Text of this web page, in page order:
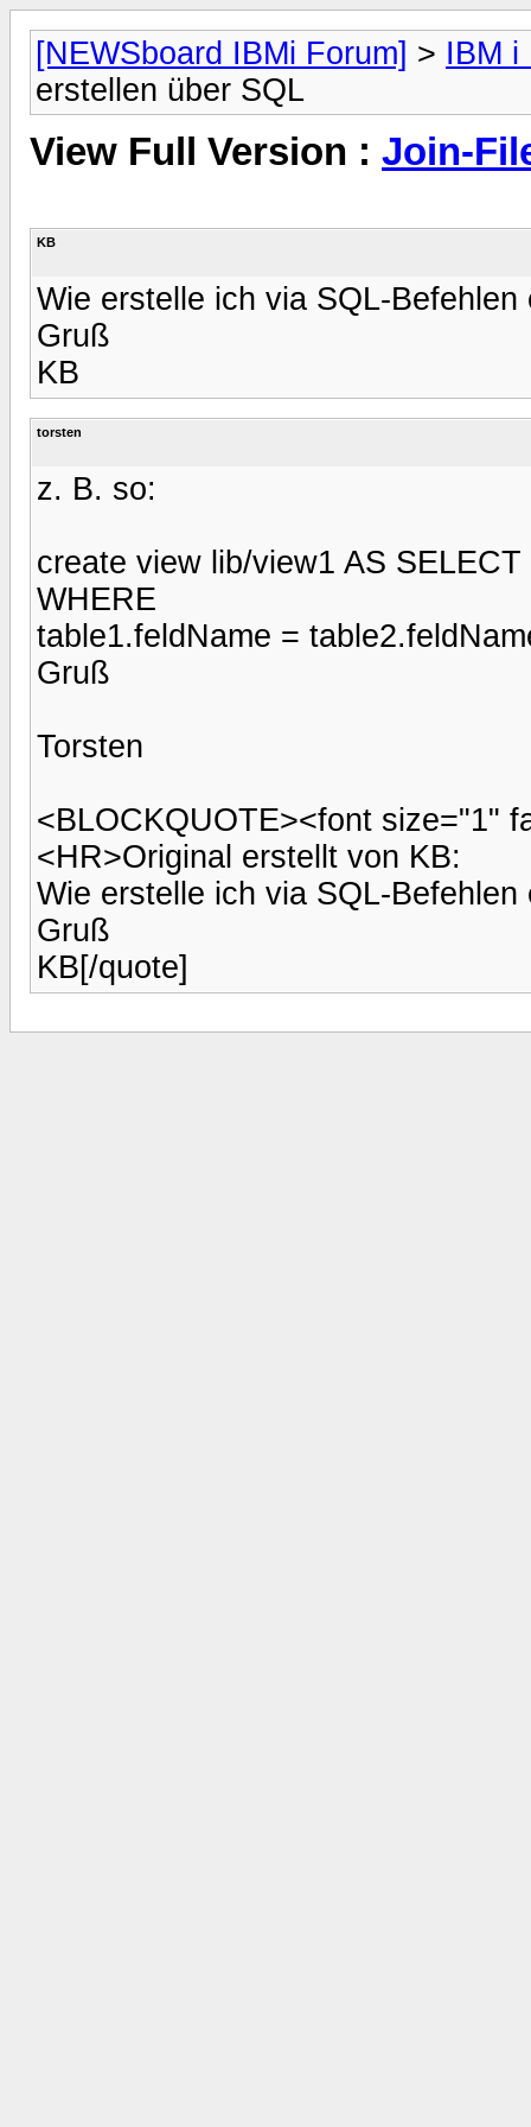
[NEWSboard IBMi Forum] > IBM i
erstellen über SQL
View Full Version : Join-
KB
Wie erstelle ich via SQL-
Gruß
KB
torsten
z. B. so:
create view lib/view1 AS
WHERE
table1.feldName =
Gruß
Torsten
<BLOCKQUOTE><font size="1"
<HR>Original erstellt von KB:
Wie erstelle ich via SQL-
Gruß
KB[/quote]